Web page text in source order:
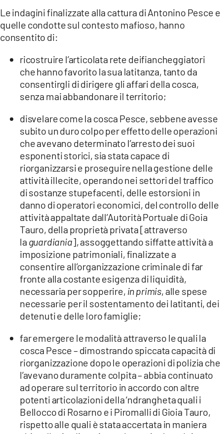
App
ANDROID
Le indagini finalizzate alla cattura di Antonino Pesce e
quelle condotte sul contesto mafioso, hanno
consentito di:
ricostruire l’articolata rete deifiancheggiatori
che hanno favorito la sua latitanza, tanto da
consentirgli di dirigere gli affari della cosca,
senza mai abbandonare il territorio;
disvelare come la cosca Pesce, sebbene avesse
subito un duro colpo per effetto delle operazioni
che avevano determinato l’arresto dei suoi
esponenti storici, sia stata capace di
riorganizzarsi e proseguire nella gestione delle
attività illecite, operando nei settori del traffico
di sostanze stupefacenti, delle estorsioni in
danno di operatori economici, del controllo delle
attività appaltate dall’Autorità Portuale di Goia
Tauro, della proprietà privata [attraverso
la guardiania], assoggettando siffatte attività a
imposizione patrimoniali, finalizzate a
consentire all’organizzazione criminale di far
fronte alla costante esigenza di liquidità,
necessaria per sopperire, in primis, alle spese
necessarie per il sostentamento dei latitanti, dei
detenuti e delle loro famiglie;
far emergere le modalità attraverso le quali la
cosca Pesce – dimostrando spiccata capacità di
riorganizzazione dopo le operazioni di polizia che
l’avevano duramente colpita – abbia continuato
ad operare sul territorio in accordo con altre
potenti articolazioni della ‘ndrangheta quali i
Bellocco di Rosarno e i Piromalli di Gioia Tauro,
rispetto alle quali è stata accertata in maniera